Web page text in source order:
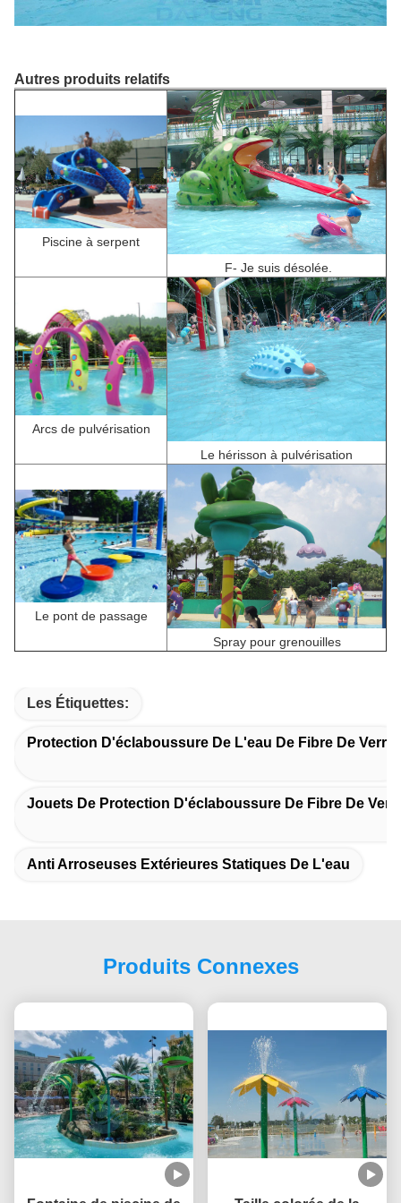
Autres produits relatifs
Piscine à serpent
F- Je suis désolée.
Arcs de pulvérisation
Le hérisson à pulvérisation
Le pont de passage
Spray pour grenouilles
Les Étiquettes:
Protection D'éclaboussure De L'eau De Fibre De Verre
Jouets De Protection D'éclaboussure De Fibre De
Anti Arroseuses Extérieures Statiques De L'eau
Produits Connexes